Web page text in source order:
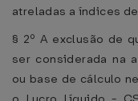
atreladas a índices
§ 2º A exclusão de
ser considerada na
ou base de cálculo